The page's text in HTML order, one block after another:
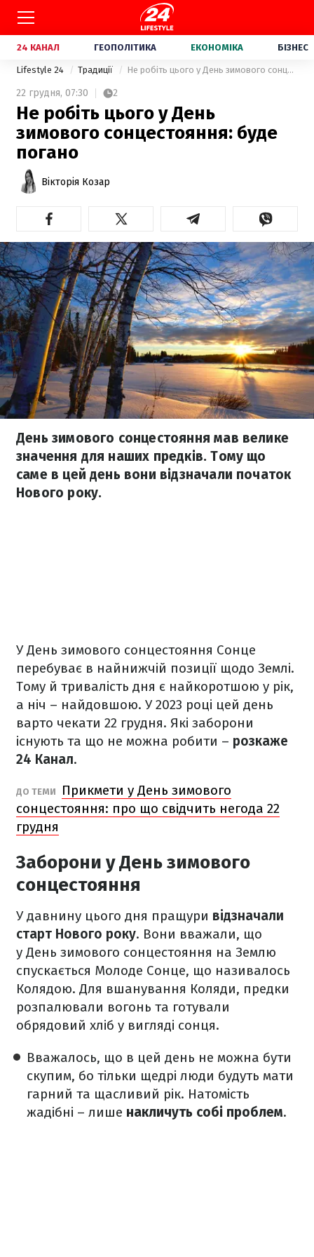
24 КАНАЛ ГЕОПОЛІТИКА ЕКОНОМІКА БІЗНЕС
Lifestyle 24 Традиції Не робіть цього у День зимового сонцестояння: буде погано
22 грудня, 07:30 2
Не робіть цього у День
зимового сонцестояння: буде
погано
Вікторія Козар
День зимового сонцестояння мав велике
значення для наших предків. Тому що
саме в цей день вони відзначали початок
Нового року.
У День зимового сонцестояння Сонце
перебуває в найнижчій позиції щодо Землі.
Тому й тривалість дня є найкоротшою у рік,
а ніч – найдовшою. У 2023 році цей день
варто чекати 22 грудня. Які заборони
існують та що не можна робити – розкаже
24 Канал.
ДО ТЕМИ
Прикмети у День зимового
сонцестояння: про що свідчить негода 22
грудня
Заборони у День зимового
сонцестояння
У давнину цього дня пращури відзначали
старт Нового року. Вони вважали, що
у День зимового сонцестояння на Землю
спускається Молоде Сонце, що називалось
Колядою. Для вшанування Коляди, предки
розпалювали вогонь та готували
обрядовий хліб у вигляді сонця.
Вважалось, що в цей день не можна бути
скупим, бо тільки щедрі люди будуть мати
гарний та щасливий рік. Натомість
жадібні – лише накличуть собі проблем.